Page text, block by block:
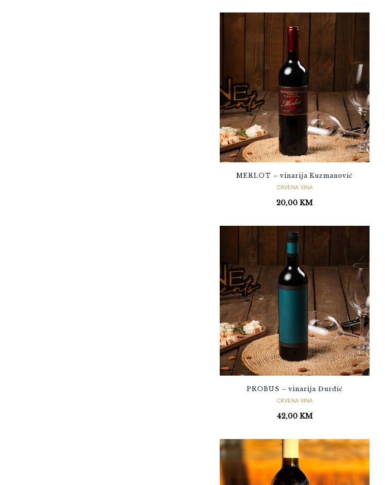
MERLOT – vinarija Kuzmanović
CRVENA VINA
20,00KM
PROBUS – vinarija Đurđić
CRVENA VINA
42,00 KM